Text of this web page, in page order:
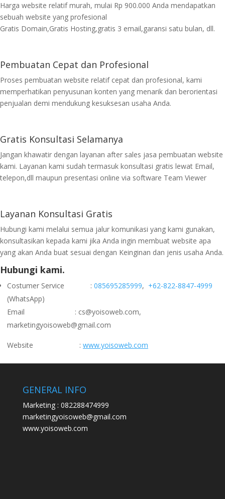
Harga website relatif murah, mulai Rp 900.000 Anda mendapatkan
sebuah website yang profesional
Gratis Domain,Gratis Hosting,gratis 3 email,garansi satu bulan, dll.
Pembuatan Cepat dan Profesional
Proses pembuatan website relatif cepat dan profesional, kami
memperhatikan penyusunan konten yang menarik dan berorientasi
penjualan demi mendukung kesuksesan usaha Anda.
Gratis Konsultasi Selamanya
Jangan khawatir dengan layanan after sales jasa pembuatan website
kami. Layanan kami sudah termasuk konsultasi gratis lewat Email,
telepon,dll maupun presentasi online via software Team Viewer
Layanan Konsultasi Gratis
Hubungi kami melalui semua jalur komunikasi yang kami gunakan,
konsultasikan kepada kami jika Anda ingin membuat website apa
yang akan Anda buat sesuai dengan Keinginan dan jenis usaha Anda.
Hubungi kami.
Costumer Service : 085695285999, +62-822-8847-4999
(WhatsApp)
Email : cs@yoisoweb.com,
marketingyoisoweb@gmail.com
Website : www.yoisoweb.com
GENERAL INFO
Marketing : 082288474999
marketingyoisoweb@gmail.com
www.yoisoweb.com